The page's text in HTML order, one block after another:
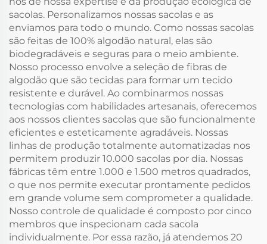
sacolas. Personalizamos nossas sacolas e as
enviamos para todo o mundo. Como nossas sacolas
são feitas de 100% algodão natural, elas são
biodegradáveis e seguras para o meio ambiente.
Nosso processo envolve a seleção de fibras de
algodão que são tecidas para formar um tecido
resistente e durável. Ao combinarmos nossas
tecnologias com habilidades artesanais, oferecemos
aos nossos clientes sacolas que são funcionalmente
eficientes e esteticamente agradáveis. Nossas
linhas de produção totalmente automatizadas nos
permitem produzir 10.000 sacolas por dia. Nossas
fábricas têm entre 1.000 e 1.500 metros quadrados,
o que nos permite executar prontamente pedidos
em grande volume sem comprometer a qualidade.
Nosso controle de qualidade é composto por cinco
membros que inspecionam cada sacola
individualmente. Por essa razão, já atendemos 20